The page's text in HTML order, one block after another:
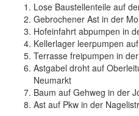
Lose Baustellenteile auf
Gebrochener Ast in der
Hofeinfahrt abpumpen in
Kellerlager leerpumpen
Terrasse freipumpen in
Astgabel droht auf
Neumarkt
Baum auf Gehweg in der
Ast auf Pkw in der